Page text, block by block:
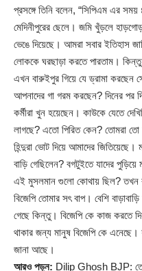
প্রসঙ্গে তিনি বলেন, “সিপিএম এর
মেদিনীপুরের ছেলে। জমি খুঁড়লে
ভেঙে দিয়েছে। আমরা সবার ইতিহাস
লোককে ঘরছাড়া করতে পারতাম। কিন্তু
এখন বারুইপুর গিয়ে যে ড্রামা করছেন
আপনাদের গা গরম করছেন? দিনের পর
কর্মীরা খুন হয়েছেন। কাউকে যেতে
লাগছে? এতো পিরিত কেন? তোমরা
হিন্দুরা ভোট দিয়ে আমাদের জিতিয়েছে।
বাড়ি গেছিলেন? বগটুইতে যাদের
এই মুসলমান গুলো কোথায় ছিল? তখন
বিজেপি তোমার সৎ বাপ। বেশি
গেছে কিন্তু। বিজেপি কে কাজ করতে
থাকার জন্য মানুষ বিজেপি কে এনেছে।
জানা আছে।
আরও পড়ুন: Dilip Ghosh BJP: